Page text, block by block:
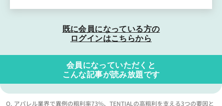
既に会員になっている方の
ログインはこちらから
会員になっていただくと
こんな記事が読み放題です
Q. アパレル業界で異例の粗利率73%、TENTIALの高粗利を支える3つの要因と